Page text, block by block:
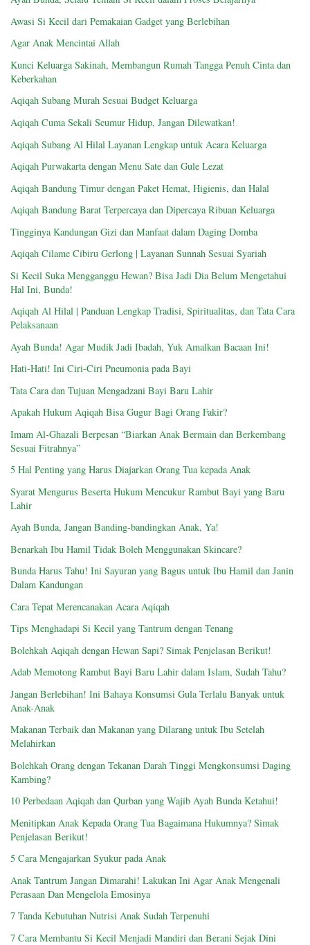
Awasi Si Kecil dari Pemakaian Gadget yang Berlebihan
Agar Anak Mencintai Allah
Kunci Keluarga Sakinah, Membangun Rumah Tangga Penuh Cinta dan
Keberkahan
Aqiqah Subang Murah Sesuai Budget Keluarga
Aqiqah Cuma Sekali Seumur Hidup, Jangan Dilewatkan!
Aqiqah Subang Al Hilal Layanan Lengkap untuk Acara Keluarga
Aqiqah Purwakarta dengan Menu Sate dan Gule Lezat
Aqiqah Bandung Timur dengan Paket Hemat, Higienis, dan Halal
Aqiqah Bandung Barat Terpercaya dan Dipercaya Ribuan Keluarga
Tingginya Kandungan Gizi dan Manfaat dalam Daging Domba
Aqiqah Cilame Cibiru Gerlong | Layanan Sunnah Sesuai Syariah
Si Kecil Suka Mengganggu Hewan? Bisa Jadi Dia Belum Mengetahui
Hal Ini, Bunda!
Aqiqah Al Hilal | Panduan Lengkap Tradisi, Spiritualitas, dan Tata Cara
Pelaksanaan
Ayah Bunda! Agar Mudik Jadi Ibadah, Yuk Amalkan Bacaan Ini!
Hati-Hati! Ini Ciri-Ciri Pneumonia pada Bayi
Tata Cara dan Tujuan Mengadzani Bayi Baru Lahir
Apakah Hukum Aqiqah Bisa Gugur Bagi Orang Fakir?
Imam Al-Ghazali Berpesan “Biarkan Anak Bermain dan Berkembang
Sesuai Fitrahnya”
5 Hal Penting yang Harus Diajarkan Orang Tua kepada Anak
Syarat Mengurus Beserta Hukum Mencukur Rambut Bayi yang Baru
Lahir
Ayah Bunda, Jangan Banding-bandingkan Anak, Ya!
Benarkah Ibu Hamil Tidak Boleh Menggunakan Skincare?
Bunda Harus Tahu! Ini Sayuran yang Bagus untuk Ibu Hamil dan Janin
Dalam Kandungan
Cara Tepat Merencanakan Acara Aqiqah
Tips Menghadapi Si Kecil yang Tantrum dengan Tenang
Bolehkah Aqiqah dengan Hewan Sapi? Simak Penjelasan Berikut!
Adab Memotong Rambut Bayi Baru Lahir dalam Islam, Sudah Tahu?
Jangan Berlebihan! Ini Bahaya Konsumsi Gula Terlalu Banyak untuk
Anak-Anak
Makanan Terbaik dan Makanan yang Dilarang untuk Ibu Setelah
Melahirkan
Bolehkah Orang dengan Tekanan Darah Tinggi Mengkonsumsi Daging
Kambing?
10 Perbedaan Aqiqah dan Qurban yang Wajib Ayah Bunda Ketahui!
Menitipkan Anak Kepada Orang Tua Bagaimana Hukumnya? Simak
Penjelasan Berikut!
5 Cara Mengajarkan Syukur pada Anak
Anak Tantrum Jangan Dimarahi! Lakukan Ini Agar Anak Mengenali
Perasaan Dan Mengelola Emosinya
7 Tanda Kebutuhan Nutrisi Anak Sudah Terpenuhi
7 Cara Membantu Si Kecil Menjadi Mandiri dan Berani Sejak Dini